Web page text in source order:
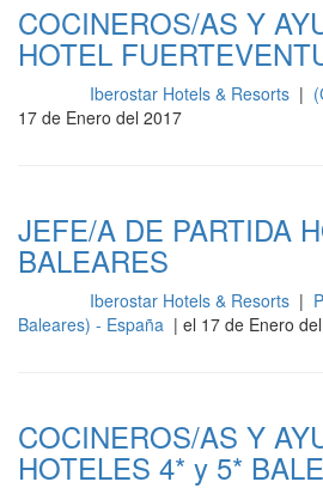
COCINEROS/AS Y
HOTEL
Iberostar Hotels & Resorts |
17 de Enero del 2017
JEFE/A DE PARTIDA
BALEARES
Iberostar Hotels & Resorts |
Baleares) - España | el 17 de Enero
COCINEROS/AS Y
HOTELES 4* y 5*